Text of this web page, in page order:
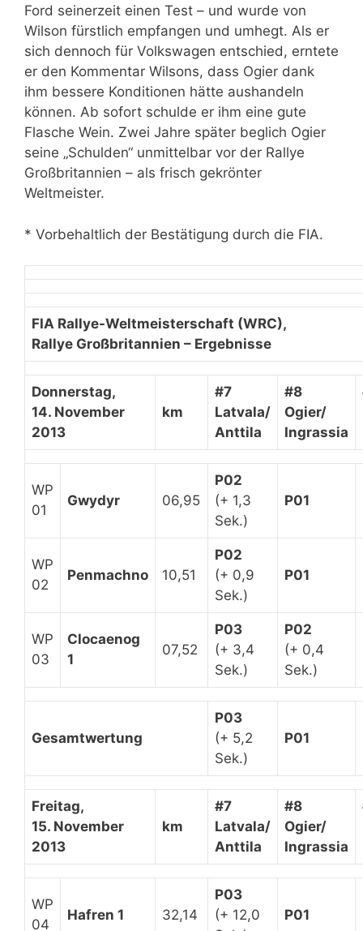
Ford seinerzeit einen Test – und wurde von
Wilson fürstlich empfangen und umhegt. Als er
sich dennoch für Volkswagen entschied, erntete
er den Kommentar Wilsons, dass Ogier dank
ihm bessere Konditionen hätte aushandeln
können. Ab sofort schulde er ihm eine gute
Flasche Wein. Zwei Jahre später beglich Ogier
seine „Schulden“ unmittelbar vor der Rallye
Großbritannien – als frisch gekrönter
Weltmeister.
* Vorbehaltlich der Bestätigung durch die FIA.
FIA Rallye-Weltmeisterschaft (WRC),
Rallye Großbritannien – Ergebnisse
Donnerstag,
14. November
2013
km
#7
Latvala/
Anttila
#8
Ogier/
Ingrassia
WP
01
Gwydyr 06,95
P02
(+ 1,3
Sek.)
P01
WP
02
Penmachno 10,51
P02
(+ 0,9
Sek.)
P01
WP
03
Clocaenog
1
07,52
P03
(+ 3,4
Sek.)
P02
(+ 0,4
Sek.)
Gesamtwertung
P03
(+ 5,2
Sek.)
P01
Freitag,
15. November
2013
km
#7
Latvala/
Anttila
#8
Ogier/
Ingrassia
WP
04
Hafren 1 32,14
P03
(+ 12,0
P01